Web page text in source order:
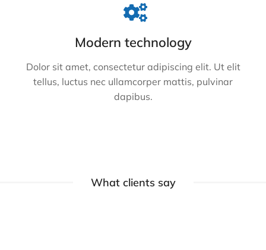
Modern technology
Dolor sit amet, consectetur adipiscing elit. Ut elit
tellus, luctus nec ullamcorper mattis, pulvinar
dapibus.
What clients say